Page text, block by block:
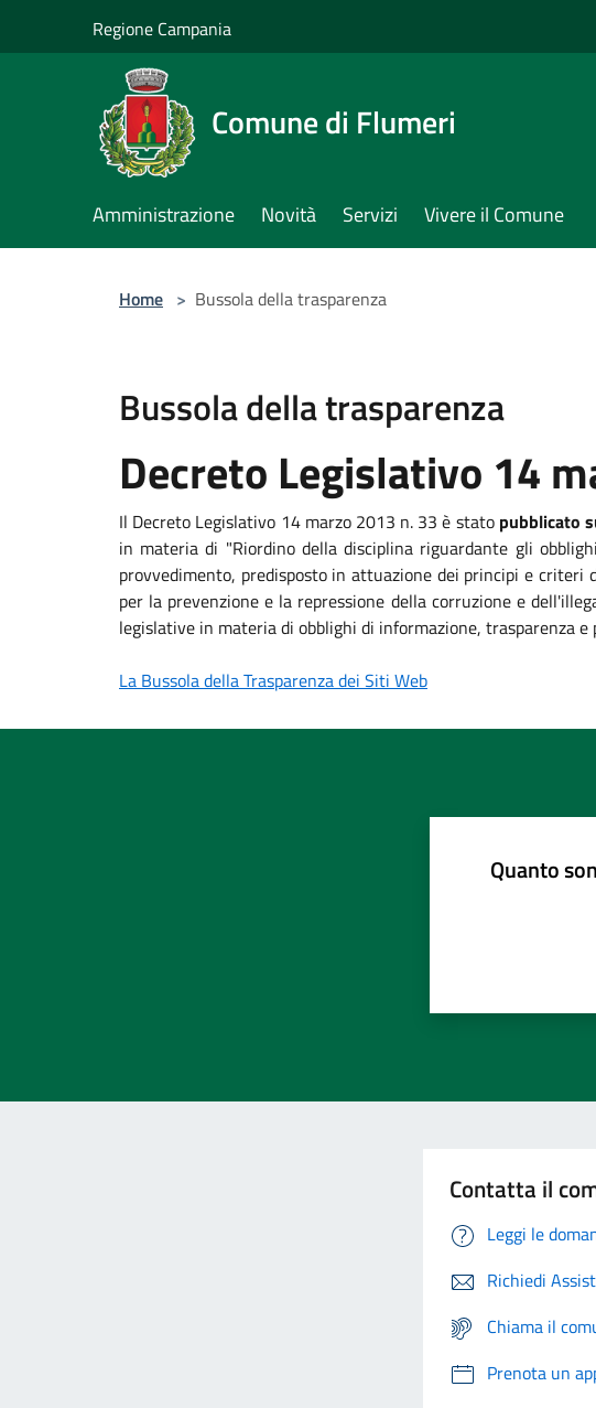
Regione Campania
Comune di Flumeri
Amministrazione Novità Servizi Vivere il Comune
Home > Bussola della trasparenza
Bussola della trasparenza
Decreto Legislativo 14
Il Decreto Legislativo 14 marzo 2013 n. 33 è stato pubblicato
in materia di "Riordino della disciplina riguardante gli
provvedimento, predisposto in attuazione dei principi e
per la prevenzione e la repressione della corruzione e
legislative in materia di obblighi di informazione, trasparenza
La Bussola della Trasparenza dei Siti Web
Quanto
Contatta il
Leggi le
Richiedi
Chiama il
Prenota un